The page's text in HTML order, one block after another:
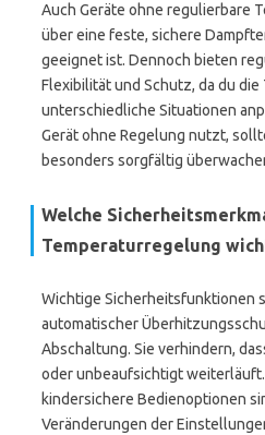
Auch Geräte ohne regulierbare
über eine feste, sichere
geeignet ist. Dennoch bieten
Flexibilität und Schutz, da du die
unterschiedliche Situationen
Gerät ohne Regelung nutzt,
besonders sorgfältig
Welche
Temperaturregelung
Wichtige Sicherheitsfunktionen
automatischer
Abschaltung. Sie verhindern,
oder unbeaufsichtigt
kindersichere Bedienoptionen
Veränderungen der